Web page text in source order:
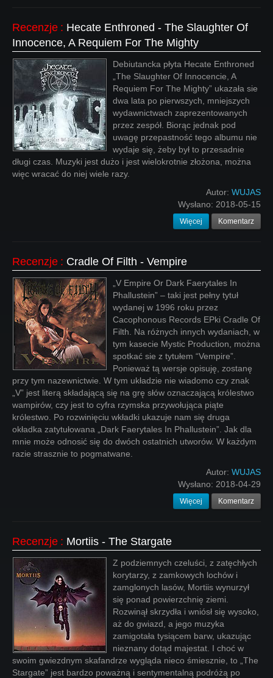
Recenzje : Hecate Enthroned - The Slaughter Of
Innocence, A Requiem For The Mighty
Debiutancka płyta Hecate Enthroned
„The Slaughter Of Innocencie, A
Requiem For The Mighty” ukazała sie
dwa lata po pierwszych, mniejszych
wydawnictwach zaprezentowanych
przez zespół. Biorąc jednak pod
uwagę przepastność tego albumu nie
wydaje się, żeby był to przesadnie
długi czas. Muzyki jest dużo i jest wielokrotnie złożona, można
więc wracać do niej wiele razy.
Autor: WUJAS
Wysłano: 2018-05-15
Więcej Komentarz
Recenzje : Cradle Of Filth - Vempire
„V Empire Or Dark Faerytales In
Phallustein” – taki jest pełny tytuł
wydanej w 1996 roku przez
Cacophonous Records EPki Cradle Of
Filth. Na różnych innych wydaniach, w
tym kasecie Mystic Production, można
spotkać sie z tytułem “Vempire”.
Ponieważ tą wersje opisuję, zostanę
przy tym nazewnictwie. W tym układzie nie wiadomo czy znak
„V” jest literą składającą się na grę słów oznaczającą królestwo
wampirów, czy jest to cyfra rzymska przywołująca piąte
królestwo. Po rozwinięciu wkładki ukazuje nam się druga
okładka zatytułowana „Dark Faerytales In Phallustein”. Jak dla
mnie może odnosić się do dwóch ostatnich utworów. W każdym
razie strasznie to pogmatwane.
Autor: WUJAS
Wysłano: 2018-04-29
Więcej Komentarz
Recenzje : Mortiis - The Stargate
Z podziemnych czeluści, z zatęchłych
korytarzy, z zamkowych lochów i
zamglonych lasów, Mortiis wynurzył
się ponad powierzchnię ziemi.
Rozwinął skrzydła i wniósł się wysoko,
aż do gwiazd, a jego muzyka
zamigotała tysiącem barw, ukazując
nieznany dotąd majestat. I choć w
swoim gwiezdnym skafandrze wygląda nieco śmiesznie, to „The
Stargate” jest bardzo poważną i sentymentalną podróżą po